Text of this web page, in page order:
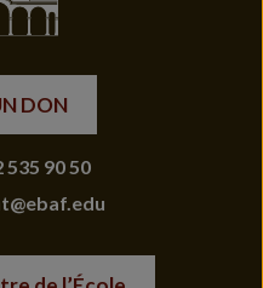
DON
535 90 50